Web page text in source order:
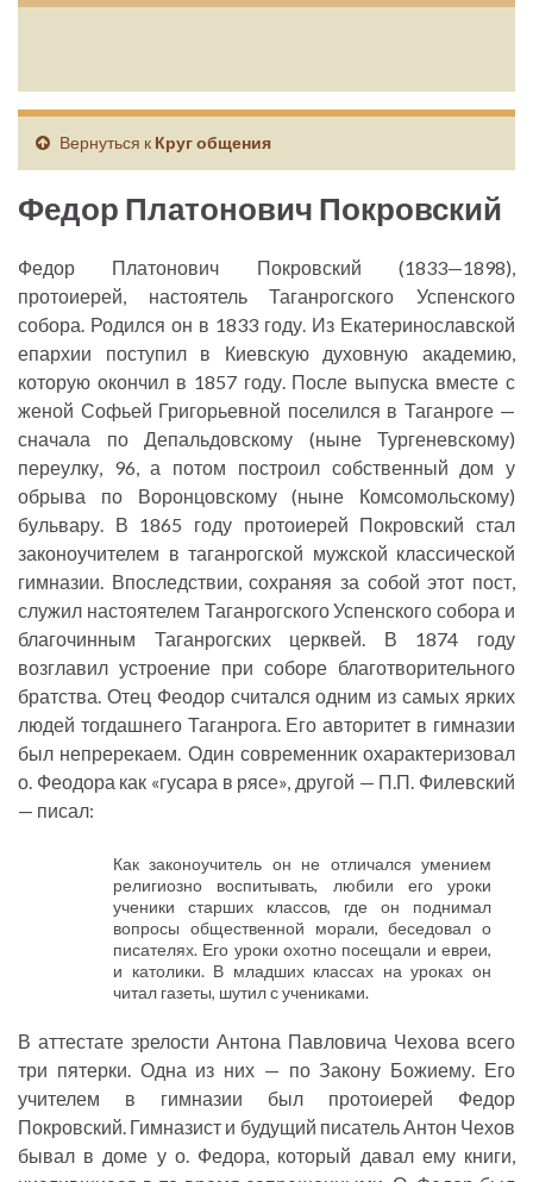
Вернуться к Круг общения
Федор Платонович Покровский
Федор Платонович Покровский (1833—1898),
протоиерей, настоятель Таганрогского Успенского
собора. Родился он в 1833 году. Из Екатеринославской
епархии поступил в Киевскую духовную академию,
которую окончил в 1857 году. После выпуска вместе с
женой Софьей Григорьевной поселился в Таганроге —
сначала по Депальдовскому (ныне Тургеневскому)
переулку, 96, а потом построил собственный дом у
обрыва по Воронцовскому (ныне Комсомольскому)
бульвару. В 1865 году протоиерей Покровский стал
законоучителем в таганрогской мужской классической
гимназии. Впоследствии, сохраняя за собой этот пост,
служил настоятелем Таганрогского Успенского собора и
благочинным Таганрогских церквей. В 1874 году
возглавил устроение при соборе благотворительного
братства. Отец Феодор считался одним из самых ярких
людей тогдашнего Таганрога. Его авторитет в гимназии
был непререкаем. Один современник охарактеризовал
о. Феодора как «гусара в рясе», другой — П.П. Филевский
— писал:
Как законоучитель он не отличался умением
религиозно воспитывать, любили его уроки
ученики старших классов, где он поднимал
вопросы общественной морали, беседовал о
писателях. Его уроки охотно посещали и евреи,
и католики. В младших классах на уроках он
читал газеты, шутил с учениками.
В аттестате зрелости Антона Павловича Чехова всего
три пятерки. Одна из них — по Закону Божиему. Его
учителем в гимназии был протоиерей Федор
Покровский. Гимназист и будущий писатель Антон Чехов
бывал в доме у о. Федора, который давал ему книги,